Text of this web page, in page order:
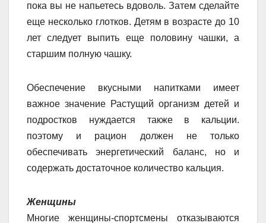
пока вы не напьетесь вдоволь. Затем сделайте
еще несколько глотков. Детям в возрасте до 10
лет следует выпить еще половину чашки, а
старшим полную чашку.
Обеспечение вкусными напитками имеет
важное значение Растущий организм детей и
подростков нуждается также в кальции.
поэтому и рацион должен не только
обеспечивать энергетический баланс, но и
содержать достаточное количество кальция.
Женщины
Многие женщины-спортсмены отказываются